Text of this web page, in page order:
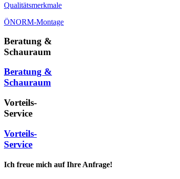
Qualitätsmerkmale
ÖNORM-Montage
Beratung &
Schauraum
Beratung &
Schauraum
Vorteils-
Service
Vorteils-
Service
Ich freue mich auf Ihre Anfrage!